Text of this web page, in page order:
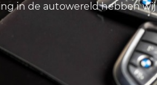
in de autowereld hebben